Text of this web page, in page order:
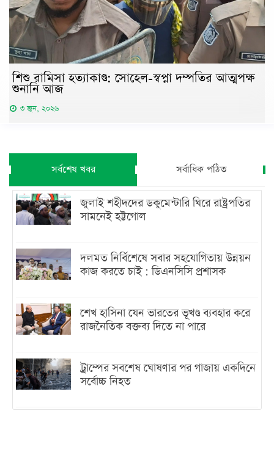
শিশু রামিসা হত্যাকাণ্ড: সোহেল-স্বপ্না দম্পতির আত্মপক্ষ
শুনানি আজ
৩ জুন, ২০২৬
সর্বশেষ খবর সর্বাধিক পঠিত
জুলাই শহীদদের ডকুমেন্টারি ঘিরে রাষ্ট্রপতির
সামনেই হট্টগোল
দলমত নির্বিশেষে সবার সহযোগিতায় উন্নয়ন
কাজ করতে চাই : ডিএনসিসি প্রশাসক
শেখ হাসিনা যেন ভারতের ভূখণ্ড ব্যবহার করে
রাজনৈতিক বক্তব্য দিতে না পারে
ট্রাম্পের সবশেষ ঘোষণার পর গাজায় একদিনে
সর্বোচ্চ নিহত